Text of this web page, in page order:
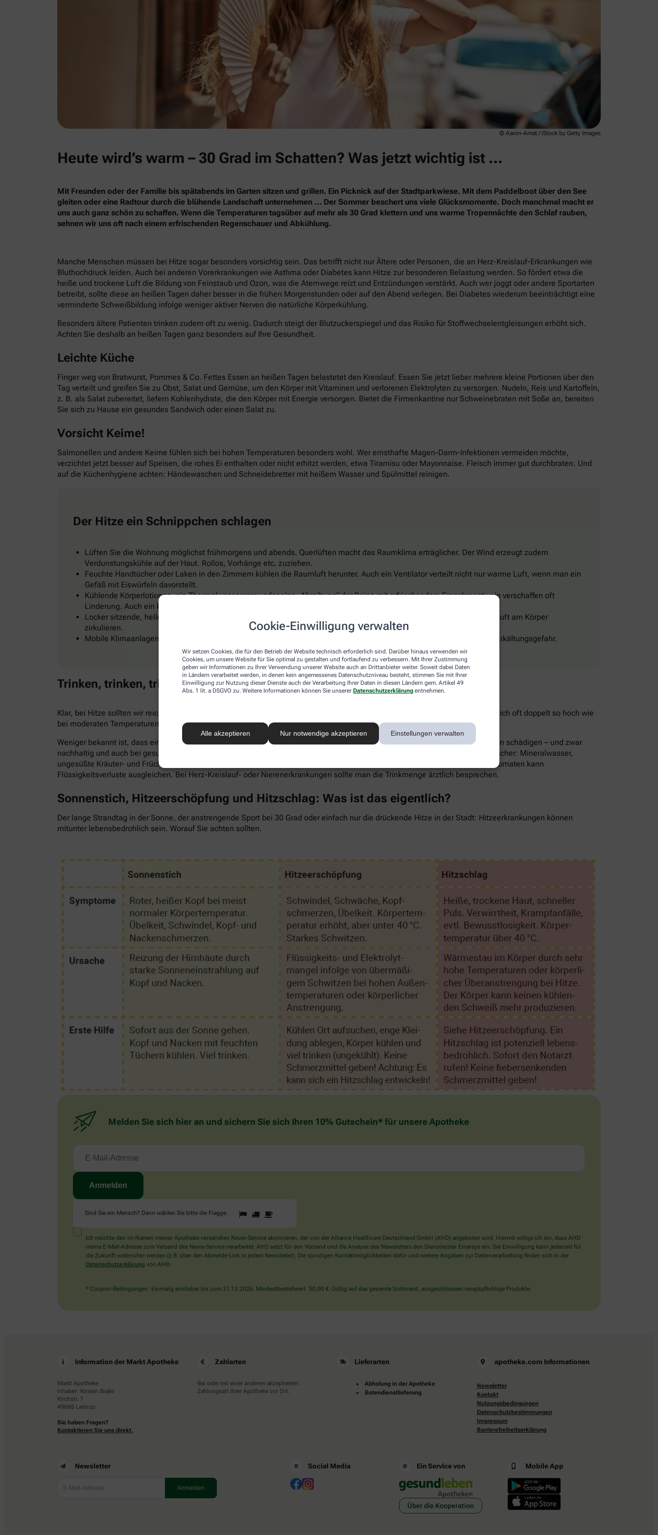
Cookie-Einwilligung verwalten
Wir setzen Cookies, die für den Betrieb der Website technisch erforderlich sind. Darüber hinaus verwenden wir
Cookies, um unsere Website für Sie optimal zu gestalten und fortlaufend zu verbessern. Mit Ihrer Zustimmung
geben wir Informationen zu Ihrer Verwendung unserer Website auch an Drittanbieter weiter. Soweit dabei Daten
in Ländern verarbeitet werden, in denen kein angemessenes Datenschutzniveau besteht, stimmen Sie mit Ihrer
Einwilligung zur Nutzung dieser Dienste auch der Verarbeitung Ihrer Daten in diesen Ländern gem. Artikel 49
Abs. 1 lit. a DSGVO zu. Weitere Informationen können Sie unserer Datenschutzerklärung entnehmen.
Alle akzeptieren Nur notwendige akzeptieren Einstellungen verwalten
© Aaron-Amat / iStock by Getty Images
Heute wird’s warm – 30 Grad im Schatten? Was jetzt wichtig ist …
Mit Freunden oder der Familie bis spätabends im Garten sitzen und grillen. Ein Picknick auf der Stadtparkwiese. Mit dem Paddelboot über den See
gleiten oder eine Radtour durch die blühende Landschaft unternehmen … Der Sommer beschert uns viele Glücksmomente. Doch manchmal macht er
uns auch ganz schön zu schaffen. Wenn die Temperaturen tagsüber auf mehr als 30 Grad klettern und uns warme Tropennächte den Schlaf rauben,
sehnen wir uns oft nach einem erfrischenden Regenschauer und Abkühlung.
Manche Menschen müssen bei Hitze sogar besonders vorsichtig sein. Das betrifft nicht nur Ältere oder Personen, die an Herz-Kreislauf-Erkrankungen wie
Bluthochdruck leiden. Auch bei anderen Vorerkrankungen wie Asthma oder Diabetes kann Hitze zur besonderen Belastung werden. So fördert etwa die
heiße und trockene Luft die Bildung von Feinstaub und Ozon, was die Atemwege reizt und Entzündungen verstärkt. Auch wer joggt oder andere Sportarten
betreibt, sollte diese an heißen Tagen daher besser in die frühen Morgenstunden oder auf den Abend verlegen. Bei Diabetes wiederum beeinträchtigt eine
verminderte Schweißbildung infolge weniger aktiver Nerven die natürliche Körperkühlung.
Besonders ältere Patienten trinken zudem oft zu wenig. Dadurch steigt der Blutzuckerspiegel und das Risiko für Stoffwechselentgleisungen erhöht sich.
Achten Sie deshalb an heißen Tagen ganz besonders auf Ihre Gesundheit.
Leichte Küche
Finger weg von Bratwurst, Pommes & Co. Fettes Essen an heißen Tagen belastetet den Kreislauf. Essen Sie jetzt lieber mehrere kleine Portionen über den
Tag verteilt und greifen Sie zu Obst, Salat und Gemüse, um den Körper mit Vitaminen und verlorenen Elektrolyten zu versorgen. Nudeln, Reis und Kartoffeln,
z. B. als Salat zubereitet, liefern Kohlenhydrate, die den Körper mit Energie versorgen. Bietet die Firmenkantine nur Schweinebraten mit Soße an, bereiten
Sie sich zu Hause ein gesundes Sandwich oder einen Salat zu.
Vorsicht Keime!
Salmonellen und andere Keime fühlen sich bei hohen Temperaturen besonders wohl. Wer ernsthafte Magen-Darm-Infektionen vermeiden möchte,
verzichtet jetzt besser auf Speisen, die rohes Ei enthalten oder nicht erhitzt werden, etwa Tiramisu oder Mayonnaise. Fleisch immer gut durchbraten. Und
auf die Küchenhygiene achten: Händewaschen und Schneidebretter mit heißem Wasser und Spülmittel reinigen.
Der Hitze ein Schnippchen schlagen
Lüften Sie die Wohnung möglichst frühmorgens und abends. Querlüften macht das Raumklima erträglicher. Der Wind erzeugt zudem
Verdunstungskühle auf der Haut. Rollos, Vorhänge etc. zuziehen.
Feuchte Handtücher oder Laken in den Zimmern kühlen die Raumluft herunter. Auch ein Ventilator verteilt nicht nur warme Luft, wenn man ein
Gefäß mit Eiswürfeln davorstellt.
Kühlende Körperlotionen, ein Thermalwasserspray oder eine „Abreibung“ der Beine mit erfrischendem Franzbranntwein verschaffen oft
Linderung. Auch ein kühles Fußbad oder feuchte Umschläge auf Arme, Beine, Stirn oder Nacken sind eine Wohltat.
Locker sitzende, helle Kleidung, zum Beispiel aus Leinen, reflektiert das Sonnenlicht, ist luftdurchlässig und lässt die Luft am Körper
zirkulieren.
Mobile Klimaanlagen gibt es im Baumarkt schon für rund 150 Euro. Aber Vorsicht: Nicht zu kalt einstellen, sonst droht Erkältungsgefahr.
Trinken, trinken, trinken!
Klar, bei Hitze sollten wir reichlich trinken, um den Flüssigkeitsverlust durch Schwitzen auszugleichen. Der ist im Sommer nämlich oft doppelt so hoch wie
bei moderaten Temperaturen. Trinken wir zu wenig, sind Kopfschmerzen und Konzentrationsprobleme meist die Folge.
Weniger bekannt ist, dass ein Flüssigkeitsmangel auch anderen Organen zusetzt. So kann Hitzestress auch ernsthaft die Nieren schädigen – und zwar
nachhaltig und auch bei gesunden Menschen. Als Faustregel gilt: Zwei bis drei Liter täglich sollten es sein. Die besten Durstlöscher: Mineralwasser,
ungesüßte Kräuter- und Früchtetees oder verdünnte Säfte. Auch wasserreiches Obst und Gemüse wie Melonen, Gurken oder Tomaten kann
Flüssigkeitsverluste ausgleichen. Bei Herz-Kreislauf- oder Nierenerkrankungen sollte man die Trinkmenge ärztlich besprechen.
Sonnenstich, Hitzeerschöpfung und Hitzschlag: Was ist das eigentlich?
Der lange Strandtag in der Sonne, der anstrengende Sport bei 30 Grad oder einfach nur die drückende Hitze in der Stadt: Hitzeerkrankungen können
mitunter lebensbedrohlich sein. Worauf Sie achten sollten.
Melden Sie sich hier an und sichern Sie sich Ihren 10% Gutschein* für unsere Apotheke
Sind Sie ein Mensch? Dann wählen Sie bitte die Flagge.
Sind
Sie
Mensch?
Dann
wählen
Flagge.
1 2
Ich möchte den im Namen meiner Apotheke versandten News-Service abonnieren, der von der Alliance Healthcare Deutschland GmbH (AHD) angeboten wird. Hiermit willige ich ein, dass AHD
meine E-Mail-Adresse zum Versand des News-Service verarbeitet. AHD setzt für den Versand und die Analyse des Newsletters den Dienstleister Emarsys ein. Die Einwilligung kann jederzeit für
die Zukunft widerrufen werden (z.B. über den Abmelde-Link in jedem Newsletter). Die sonstigen Kontaktmöglichkeiten dafür und weitere Angaben zur Datenverarbeitung finden sich in der
Datenschutzerklärung von AHD.
* Coupon-Bedingungen: Einmalig einlösbar bis zum 31.12.2026. Mindestbestellwert: 50,00 €. Gültig auf das gesamte Sortiment, ausgeschlossen rezeptpflichtige Produkte.
Information der Markt Apotheke
Markt Apotheke
Inhaber: Kirsten Brake
Kirchstr. 7
49688 Lastrup
Sie haben Fragen?
Kontaktieren Sie uns direkt.
Zahlarten
Bar oder mit einer anderen akzeptierten
Zahlungsart Ihrer Apotheke vor Ort.
Lieferarten
Abholung in der Apotheke
Botendienstlieferung
apotheke.com Informationen
Newsletter
Kontakt
Nutzungsbedingungen
Datenschutzbestimmungen
Impressum
Barrierefreiheitserklärung
Newsletter Social Media Ein Service von
Über die Kooperation
Mobile App